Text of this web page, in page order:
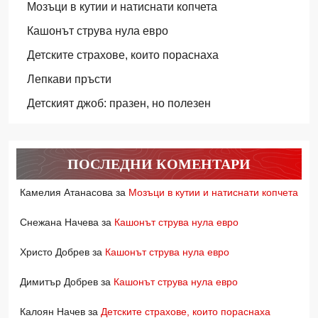
Мозъци в кутии и натиснати копчета
Кашонът струва нула евро
Детските страхове, които пораснаха
Лепкави пръсти
Детският джоб: празен, но полезен
ПОСЛЕДНИ КОМЕНТАРИ
Камелия Атанасова за Мозъци в кутии и натиснати копчета
Снежана Начева за Кашонът струва нула евро
Христо Добрев за Кашонът струва нула евро
Димитър Добрев за Кашонът струва нула евро
Калоян Начев за Детските страхове, които пораснаха